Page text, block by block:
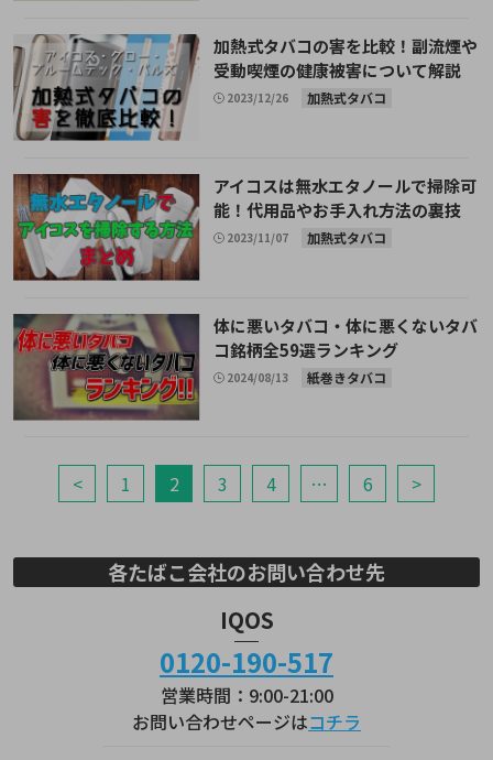
加熱式タバコの害を比較！副流煙や
受動喫煙の健康被害について解説
2023/12/26 加熱式タバコ
アイコスは無水エタノールで掃除可
能！代用品やお手入れ方法の裏技
2023/11/07 加熱式タバコ
体に悪いタバコ・体に悪くないタバ
コ銘柄全59選ランキング
2024/08/13 紙巻きタバコ
< 1 2 3 4 … 6 >
各たばこ会社のお問い合わせ先
IQOS
0120-190-517
営業時間：9:00-21:00
お問い合わせページはコチラ